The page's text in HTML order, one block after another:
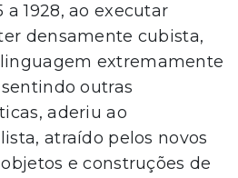
a 1928, ao executar
densamente cubista,
extremamente
outras
aderiu ao
atraído pelos novos
e construções de